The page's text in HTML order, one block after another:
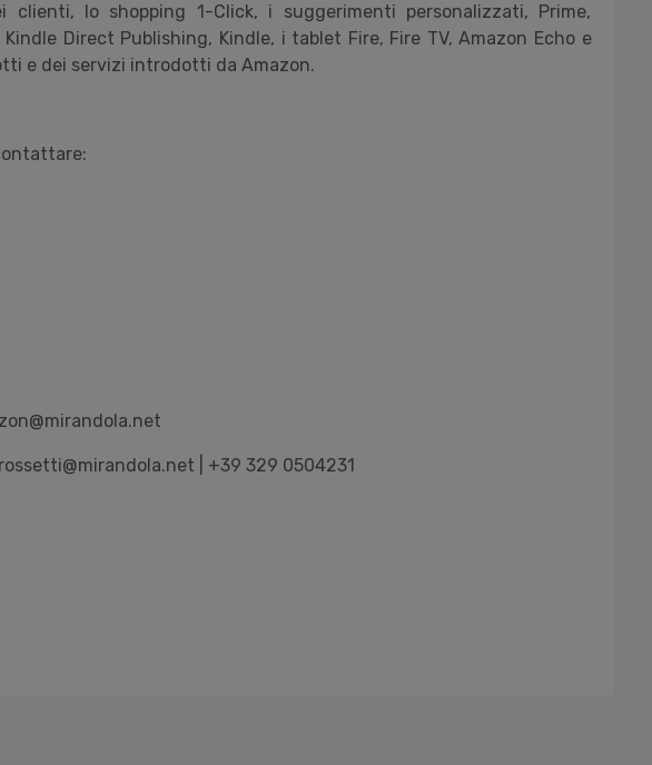
clienti, lo shopping 1-Click, i suggerimenti personalizzati, Prime,
Direct Publishing, Kindle, i tablet Fire, Fire TV, Amazon Echo e
e dei servizi introdotti da Amazon.
| +39 329 0504231